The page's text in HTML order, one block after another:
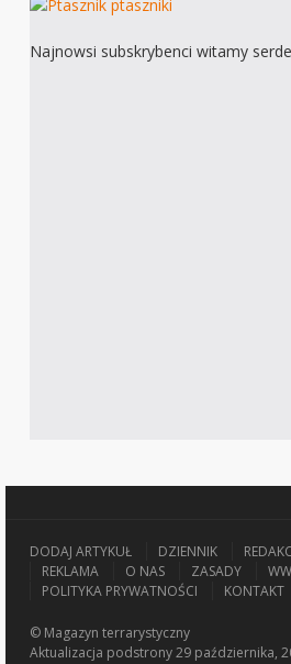
Najnowsi subskrybenci witamy
DODAJ ARTYKUŁ DZIENNIK
REKLAMA
O NAS ZASADY
POLITYKA PRYWATNOŚCI
KONTAKT
© Magazyn terrarystyczny
Aktualizacja podstrony 29 października,